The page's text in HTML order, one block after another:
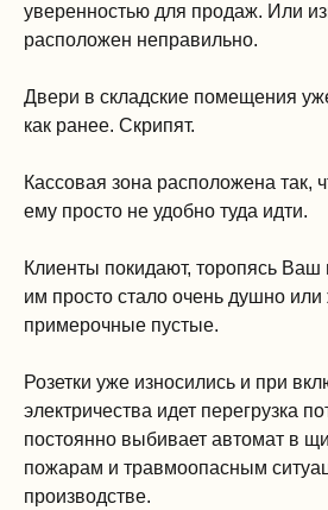
уверенностью для продаж. Или
расположен неправильно.
Двери в складские помещения
как ранее. Скрипят.
Кассовая зона расположена так,
ему просто не удобно туда идти.
Клиенты покидают, торопясь Ваш
им просто стало очень душно
примерочные пустые.
Розетки уже износились и при
электричества идет перегрузка
постоянно выбивает автомат в
пожарам и травмоопасным
производстве.